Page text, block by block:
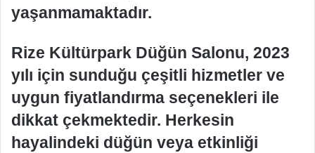
yaşanmamaktadır.
Rize Kültürpark Düğün Salonu, 2023
yılı için sunduğu çeşitli hizmetler ve
uygun fiyatlandırma seçenekleri ile
dikkat çekmektedir. Herkesin
hayalindeki düğün veya etkinliği